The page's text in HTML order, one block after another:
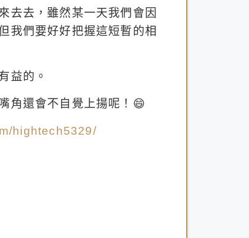
去去，雖然某一天我們會因
我們要好好把握這短暫的相
益的。
角還會不自覺上揚呢！😄
hightech5329/